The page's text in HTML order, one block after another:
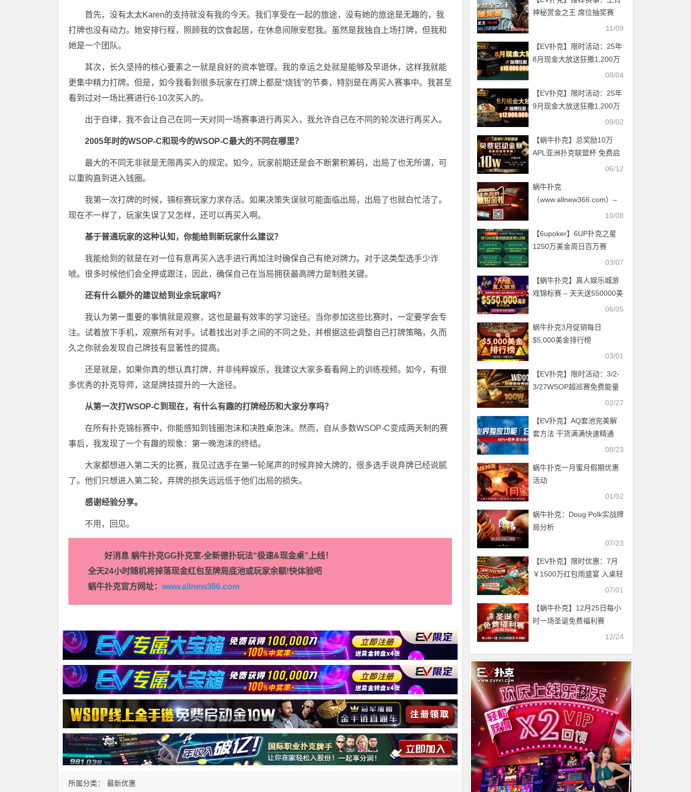
首先，没有太太Karen的支持就没有我的今天。我们享受在一起的旅途，没有她的旅途是无趣的，我
打牌也没有动力。她安排行程，照顾我的饮食起居，在休息间隙安慰我。虽然是我独自上场打牌，但我和
她是一个团队。
其次，长久坚持的核心要素之一就是良好的资本管理。我的幸运之处就是能够及早退休，这样我就能
更集中精力打牌。但是，如今我看到很多玩家在打牌上都是“烧钱”的节奏，特别是在再买入赛事中。我甚至
看到过对一场比赛进行6-10次买入的。
出于自律，我不会让自己在同一天对同一场赛事进行再买入，我允许自己在不同的轮次进行再买入。
2005年时的WSOP-C和现今的WSOP-C最大的不同在哪里？
最大的不同无非就是无限再买入的规定。如今，玩家前期还是会不断累积筹码，出局了也无所谓，可
以重购直到进入钱圈。
我第一次打牌的时候，锦标赛玩家力求存活。如果决策失误就可能面临出局，出局了也就白忙活了。
现在不一样了，玩家失误了又怎样，还可以再买入啊。
基于普通玩家的这种认知，你能给到新玩家什么建议？
我能给到的就是在对一位有意再买入选手进行再加注时确保自己有绝对牌力。对于这类型选手少诈
唬。很多时候他们会全押或跟注，因此，确保自己在当局拥获最高牌力是制胜关键。
还有什么额外的建议给到业余玩家吗？
我认为第一重要的事情就是观察，这也是最有效率的学习途径。当你参加这些比赛时，一定要学会专
注。试着放下手机，观察所有对手。试着找出对手之间的不同之处，并根据这些调整自己打牌策略，久而
久之你就会发现自己牌技有显著性的提高。
还是就是，如果你真的想认真打牌，并非纯粹娱乐，我建议大家多看看网上的训练视频。如今，有很
多优秀的扑克导师，这是牌技提升的一大途径。
从第一次打WSOP-C到现在，有什么有趣的打牌经历和大家分享吗？
在所有扑克锦标赛中，你能感知到钱圈泡沫和决胜桌泡沫。然而，自从多数WSOP-C变成两天制的赛
事后，我发现了一个有趣的现象：第一晚泡沫的终结。
大家都想进入第二天的比赛，我见过选手在第一轮尾声的时候弃掉大牌的，很多选手说弃牌已经说腻
了。他们只想进入第二轮，弃牌的损失远远低于他们出局的损失。
感谢经验分享。
不用，回见。
好消息 蜗牛扑克GG扑克室-全新德扑玩法“极速&现金桌”上线！
全天24小时随机将掉落现金红包至牌局底池或玩家余额!快体验吧
蜗牛扑克官方网址： www.allnew366.com
所属分类： 最新优惠
神秘赏金之王 席位抽奖赛
11/09
【EV扑克】限时活动：25年
8月现金大放送狂撒1,200万
08/04
【EV扑克】限时活动：25年
9月现金大放送狂撒1,200万
09/02
【蜗牛扑克】总奖励10万
APL亚洲扑克联盟杯 免费启
06/12
蜗牛扑克
（www.allnew366.com）–
国庆天天乐，游戏不间断10/08
【6upoker】6UP扑克之星
1250万美金周日百万赛
03/07
【蜗牛扑克】真人娱乐城游
戏锦标赛 – 天天送550000美
06/05
蜗牛扑克3月促销每日
$5,000美金排行榜
03/01
【EV扑克】限时活动：3/2-
3/27WSOP超巡赛免费能量
02/27
【EV扑克】AQ套池完美解
套方法 干货满满快速精通
08/23
蜗牛扑克一月蜜月假期优惠
活动
01/02
蜗牛扑克：Doug Polk实战牌
局分析
07/23
【EV扑克】限时优惠：7月
￥1500万红包雨盛宴 入桌轻
07/01
【蜗牛扑克】12月25日每小
时一场圣诞免费福利赛
12/24